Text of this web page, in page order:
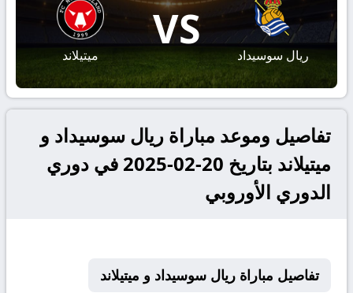
ريال سوسيداد
VS
ميتيلاند
تفاصيل وموعد مباراة ريال سوسيداد و
ميتيلاند بتاريخ 20-02-2025 في دوري
الدوري الأوروبي
تفاصيل مباراة ريال سوسيداد و ميتيلاند